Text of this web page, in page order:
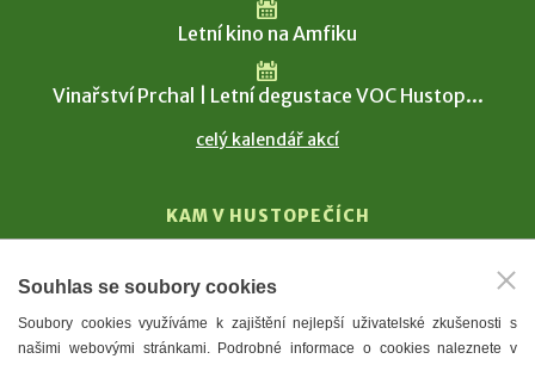
Letní kino na Amfiku
Vinařství Prchal | Letní degustace VOC Hustop...
celý kalendář akcí
KAM V HUSTOPEČÍCH
T. G. Masaryk
Mandloně
Souhlas se soubory cookies
Soubory cookies využíváme k zajištění nejlepší uživatelské zkušenosti s
našimi webovými stránkami. Podrobné informace o cookies naleznete v